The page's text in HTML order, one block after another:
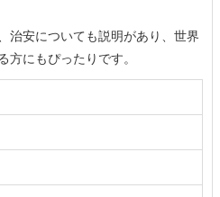
治安についても説明があり、世界
方にもぴったりです。